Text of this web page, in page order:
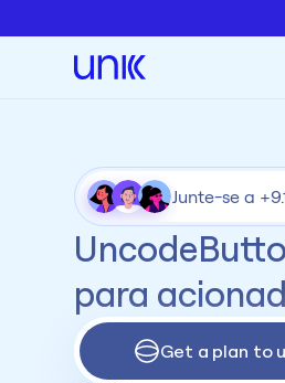
Junte-se a
para
Get a plan to